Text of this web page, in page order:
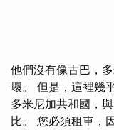
他們沒有像古巴，
壞。 但是，這裡幾
多米尼加共和國，
比。 您必須租車，